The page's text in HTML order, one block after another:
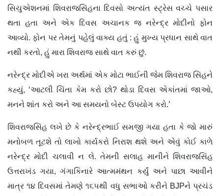
સિચુએશનમાં શિવરાજસિંહના દિવસો અત્યંત સ્ટ્રેસ વચ્ચે પસાર
થતા હતા અને એક દિવસ અચાનક જ નરેન્દ્ર મોદીનો ફોન
આવ્યો. ફોન પર તેમનું પહેલું વાક્ય હતું : હું મુખ્ય પ્રધાન સાથે વાત
નથી કરતો, હું મારા શિવરાજ સાથે વાત કરું છું.
નરેન્દ્ર મોદીએ ખરા અર્થમાં એક મોટા ભાઈની જેમ શિવરાજ સિંહને
કહ્યું, ‘આટલી ચિંતા કેમ કરો છો? થોડા દિવસ એકાંતમાં જાઓ,
મનને શાંત કરો અને આ સમયનો બેસ્ટ ઉપયોગ કરો.’
શિવરાજસિંહ લખે છે કે નરેન્દ્રભાઈ સમજી ગયા હતા કે જો મારું
મનોબળ તૂટશે તો લાખો કાર્યકરો નિરાશ થશે અને એવું કોઈ કાળે
નરેન્દ્ર મોદી ચલાવી ન લે. તેમની સલાહ માનીને શિવરાજસિંહ
ઉત્તરાખંડ ગયા, ગંગાકિનારે આત્મમંથન કર્યું અને પાછા આવીને
માત્ર ૧૪ દિવસમાં તેમણે ૧૬૫થી વધુ સભાઓ કરીને BJPને પ્રચંડ